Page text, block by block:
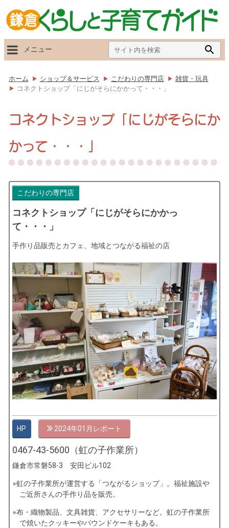
Search
for:
メニュー
ホーム ショップ＆サービス こだわりの専門店
雑貨・玩具
コネクトショップ「にじがそらにかかって・・・」
コネクトショップ「にじがそらにか
かって・・・」
こだわりの専門店
コネクトショップ「にじがそらにかかっ
て・・・」
手作り品販売とカフェ、地域とつながる福祉の店
HP 2024年01月
0467-43-5600（虹の子作業所）
鎌倉市常磐58-3 安田ビル102
虹の子作業所が運営する「つながるショップ」。福祉施設や
ご近所さんの手作り品を販売。
布・織物製品、文具雑貨、アクセサリーなど。虹の子作業所
で焼いたクッキーやパウンドケーキもある。